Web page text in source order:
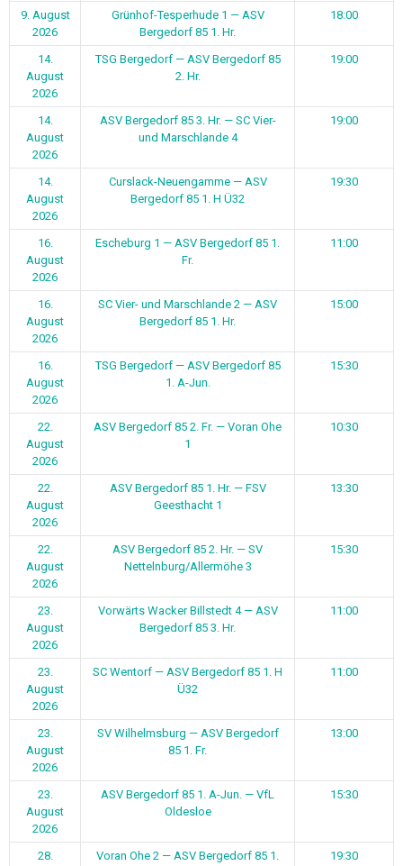
9. August
2026
Grünhof-Tesperhude 1 — ASV
Bergedorf 85 1. Hr.
18:00
14.
August
2026
TSG Bergedorf — ASV Bergedorf 85
2. Hr.
19:00
14.
August
2026
ASV Bergedorf 85 3. Hr. — SC Vier-
und Marschlande 4
19:00
14.
August
2026
Curslack-Neuengamme — ASV
Bergedorf 85 1. H Ü32
19:30
16.
August
2026
Escheburg 1 — ASV Bergedorf 85 1.
Fr.
11:00
16.
August
2026
SC Vier- und Marschlande 2 — ASV
Bergedorf 85 1. Hr.
15:00
16.
August
2026
TSG Bergedorf — ASV Bergedorf 85
1. A-Jun.
15:30
22.
August
2026
ASV Bergedorf 85 2. Fr. — Voran Ohe
1
10:30
22.
August
2026
ASV Bergedorf 85 1. Hr. — FSV
Geesthacht 1
13:30
22.
August
2026
ASV Bergedorf 85 2. Hr. — SV
Nettelnburg/Allermöhe 3
15:30
23.
August
2026
Vorwärts Wacker Billstedt 4 — ASV
Bergedorf 85 3. Hr.
11:00
23.
August
2026
SC Wentorf — ASV Bergedorf 85 1. H
Ü32
11:00
23.
August
2026
SV Wilhelmsburg — ASV Bergedorf
85 1. Fr.
13:00
23.
August
2026
ASV Bergedorf 85 1. A-Jun. — VfL
Oldesloe
15:30
28.
Voran Ohe 2 — ASV Bergedorf 85 1.
19:30